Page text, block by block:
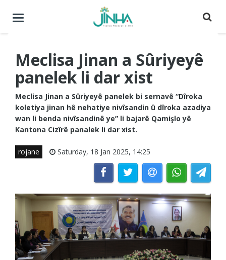
Menuyê
Meclisa Jinan a Sûriyeyê
panelek li dar xist
Meclisa Jinan a Sûriyeyê panelek bi sernavê “Dîroka
koletiya jinan hê nehatiye nivîsandin û dîroka azadiya
wan li benda nivîsandinê ye” li bajarê Qamişlo yê
Kantona Cizîrê panalek li dar xist.
rojane Saturday, 18 Jan 2025, 14:25